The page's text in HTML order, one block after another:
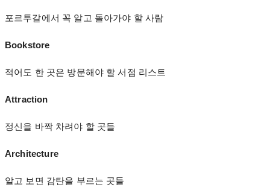
포르투갈에서 꼭 알고 돌아가야 할 사람
Bookstore
적어도 한 곳은 방문해야 할 서점 리스트
Attraction
정신을 바짝 차려야 할 곳들
Architecture
알고 보면 감탄을 부르는 곳들